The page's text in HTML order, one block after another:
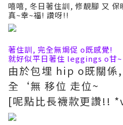
嘻嘻, 冬日著住訓, 修靚腳 又 保
真~幸~福! 讚呀!!
著住訓, 完全無焗促 o既感覺!
就好似平日著住 leggings o甘~
由於包埋 hip o既關係
全‘無 移位 走位~
[呢點比長襪款更讚!!